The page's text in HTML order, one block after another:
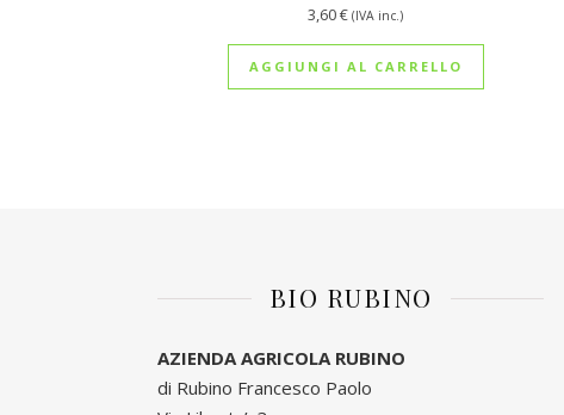
3,60€ (IVA inc.)
AGGIUNGI AL CARRELLO
BIO RUBINO
AZIENDA AGRICOLA RUBINO
di Rubino Francesco Paolo